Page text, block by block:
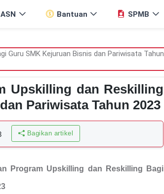
ASN Bantuan SPMB
Upskilling dan Reskilling
Pariwisata Tahun 2023
Bagikan artikel
Program Upskilling dan Reskilling Bagi